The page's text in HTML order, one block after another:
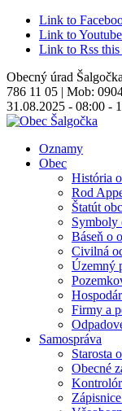
Link to
Link to Youtube
Link to Rss this
Obecný úrad
786 11 05 | Mob:
31.08.2025 - 08:00 -
Oznamy
Obec
História
Rod
Štatút
Symboly
Báseň o
Civilná
Územný
Firmy a
Samospráva
Starosta
Obecné